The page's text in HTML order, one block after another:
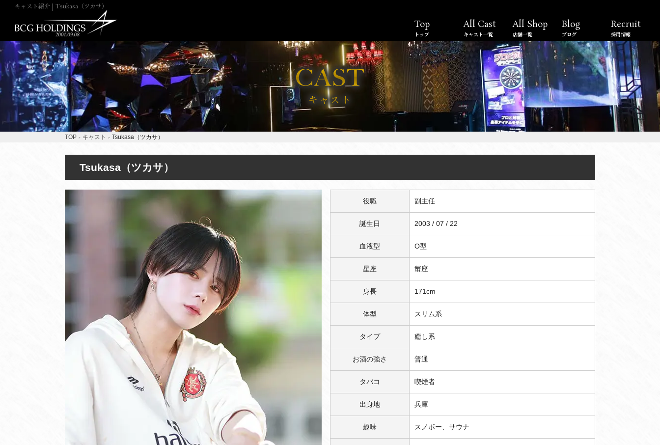
キャスト紹介 | Tsukasa（ツカサ）
Top
トップ
All Cast
キャスト一覧
All Shop
店舗一覧
Blog
ブログ
Recruit
採用情報
TOP キャスト Tsukasa（ツカサ）
Tsukasa（ツカサ）
役職 副主任
誕生日 2003 / 07 / 22
血液型 O型
星座 蟹座
身長 171cm
体型 スリム系
タイプ 癒し系
お酒の強さ 普通
タバコ 喫煙者
出身地 兵庫
趣味 スノボー、サウナ